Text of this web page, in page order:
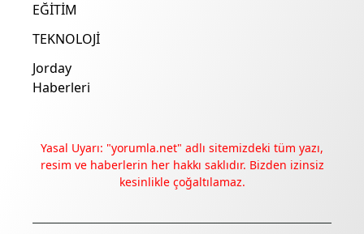
Deneyimini iyileştirmek ve içeriğimizi geliştirmek için çerezler
EĞİTİM
TEKNOLOJİ
Jorday
Haberleri
Yasal Uyarı: "yorumla.net" adlı sitemizdeki tüm yazı,
resim ve haberlerin her hakkı saklıdır. Bizden izinsiz
kesinlikle çoğaltılamaz.